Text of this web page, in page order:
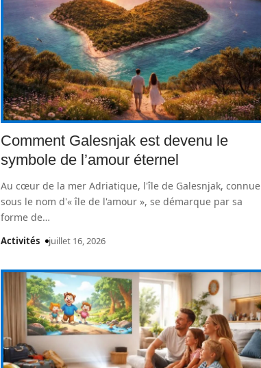
Comment Galesnjak est devenu le
symbole de l’amour éternel
Au cœur de la mer Adriatique, l'île de Galesnjak, connue
sous le nom d'« île de l'amour », se démarque par sa
forme de…
Activités juillet 16, 2026